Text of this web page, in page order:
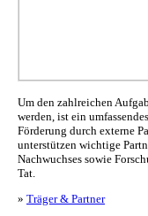
Um den zahlreichen
werden, ist ein
Förderung durch externe
unterstützen wichtige
Nachwuchses sowie
Tat.
» Träger & Partner